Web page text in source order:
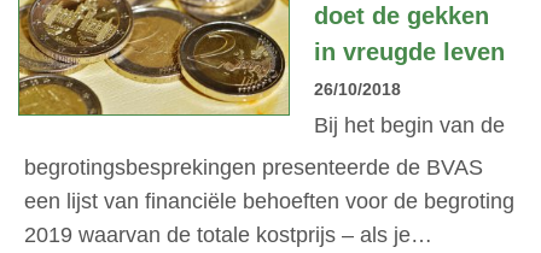
doet de gekken
in vreugde leven
26/10/2018
Bij het begin van de
begrotingsbesprekingen presenteerde de BVAS
een lijst van financiële behoeften voor de begroting
2019 waarvan de totale kostprijs – als je…